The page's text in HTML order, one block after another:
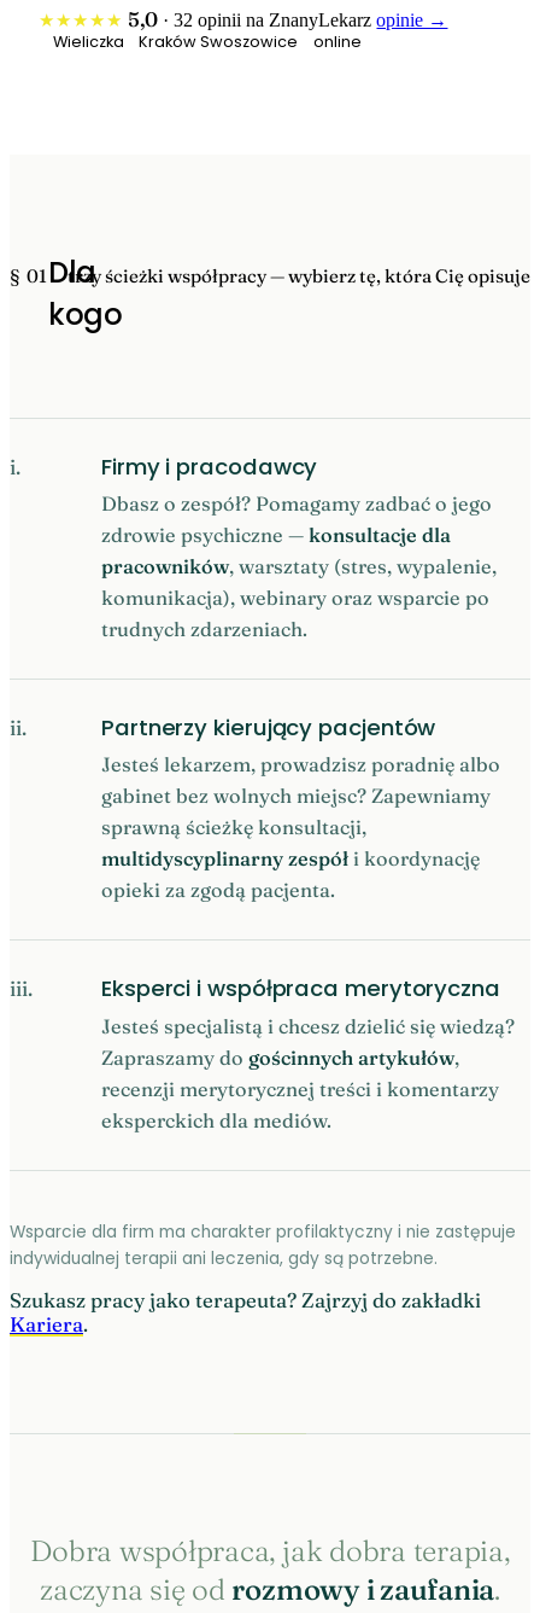
★★★★★ 5,0 · 32 opinii na ZnanyLekarz opinie →
Wieliczka
Kraków Swoszowice online
§ 01 Dla
kogo
trzy ścieżki współpracy — wybierz tę, która Cię opisuje
i. Firmy i pracodawcy
Dbasz o zespół? Pomagamy zadbać o jego
zdrowie psychiczne — konsultacje dla
pracowników, warsztaty (stres, wypalenie,
komunikacja), webinary oraz wsparcie po
trudnych zdarzeniach.
ii. Partnerzy kierujący pacjentów
Jesteś lekarzem, prowadzisz poradnię albo
gabinet bez wolnych miejsc? Zapewniamy
sprawną ścieżkę konsultacji,
multidyscyplinarny zespół i koordynację
opieki za zgodą pacjenta.
iii. Eksperci i współpraca merytoryczna
Jesteś specjalistą i chcesz dzielić się wiedzą?
Zapraszamy do gościnnych artykułów,
recenzji merytorycznej treści i komentarzy
eksperckich dla mediów.
Wsparcie dla firm ma charakter profilaktyczny i nie zastępuje
indywidualnej terapii ani leczenia, gdy są potrzebne.
Szukasz pracy jako terapeuta? Zajrzyj do zakładki
Kariera.
Dobra współpraca, jak dobra terapia,
zaczyna się od rozmowy i zaufania.